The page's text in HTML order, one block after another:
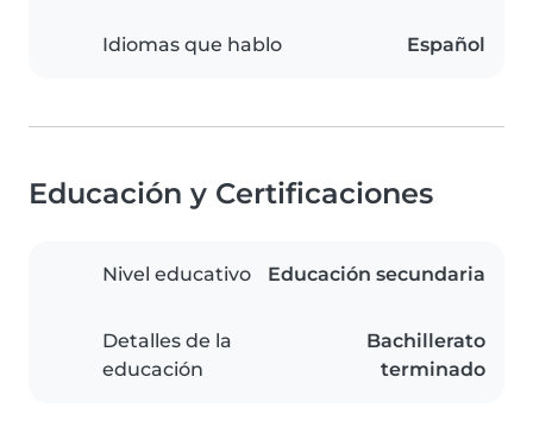
Idiomas que hablo Español
Educación y Certificaciones
Nivel educativo Educación secundaria
Detalles de la
educación
Bachillerato
terminado